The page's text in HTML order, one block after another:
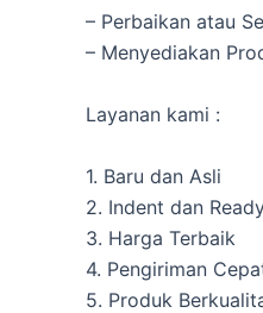
– Perbaikan atau
– Menyediakan
Layanan kami :
1. Baru dan Asli
2. Indent dan
3. Harga Terbaik
4. Pengiriman
5. Produk